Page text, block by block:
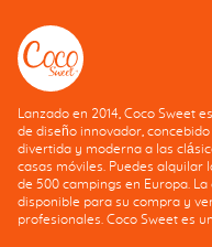
Lanzado en 2014, Coco Sweet
de diseño innovador,
divertida y moderna a las
casas móviles. Puedes alquilar
de 500 campings en Europa.
disponible para su compra y
profesionales. Coco Sweet es